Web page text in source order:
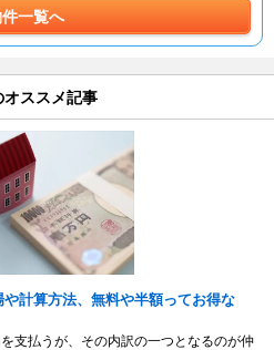
一覧へ
ススメ記事
計算方法、無料や半額ってお得な
支払うが、その内訳の一つとなるのが仲